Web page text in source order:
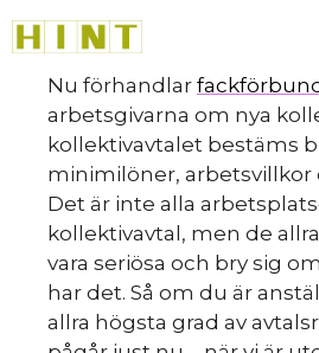
till
innehåll
Nu förhandlar
arbetsgivarna om nya
kollektivavtalet bestäms
minimilöner, arbetsvillkor
Det är inte alla
kollektivavtal, men de
vara seriösa och bry sig
har det. Så om du är
allra högsta grad av